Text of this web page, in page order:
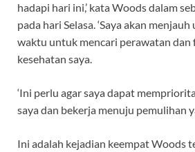
hadapi hari ini,’ kata Woods dalam
pada hari Selasa. ‘Saya akan
waktu untuk mencari perawatan dan
kesehatan saya.
‘Ini perlu agar saya dapat
saya dan bekerja menuju pemulihan
Ini adalah kejadian keempat Woods